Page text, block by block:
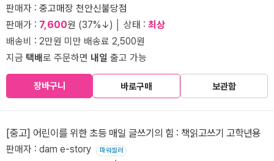
판매자 : 중고매장 천안신불당점
판매가 : 7,600원 (37%↓) │ 상태 : 최상
배송비 : 2만원 미만 배송료 2,500원
지금 택배로 주문하면 내일 출고 가능
장바구니 바로구매 보관함
[중고] 어린이를 위한 초등 매일 글쓰기의 힘 : 책읽고쓰기 고학년용
판매자 : dam e-story 파워셀러